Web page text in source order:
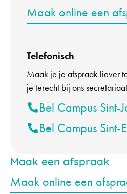
Maak online een
Telefonisch
Maak je je afspraak liever
je terecht bij ons
Bel Campus Sint-
Bel Campus Sint-
Maak een afspraak
Maak online een